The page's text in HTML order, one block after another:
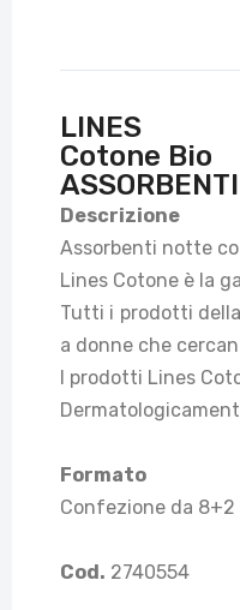
LINES
Cotone Bio
Descrizione
Assorbenti notte
Lines Cotone è la
Tutti i prodotti
a donne che
I prodotti Lines
Formato
Confezione da 8+2
Cod. 2740554